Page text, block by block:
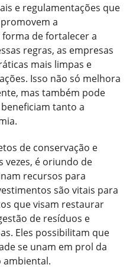
e regulamentações que
a
de fortalecer a
regras, as empresas
mais limpas e
Isso não só melhora
mas também pode
tanto a
de conservação e
vezes, é oriundo de
recursos para
são vitais para
que visam restaurar
de resíduos e
Eles possibilitam que
se unam em prol da
ambiental.